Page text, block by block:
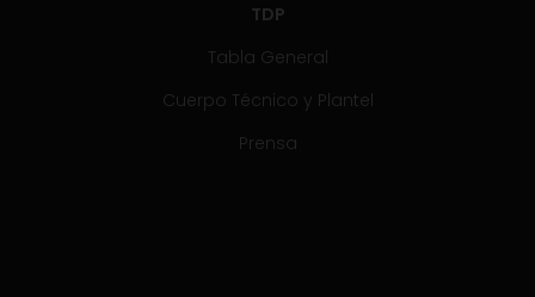
TDP
Tabla General
Cuerpo Técnico y Plantel
Prensa